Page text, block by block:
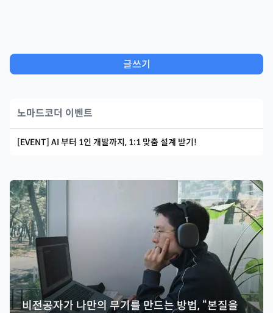
글쓰기
노마드코더 이벤트
[EVENT] AI 부터 1인 개발까지, 1:1 맞춤 설계 받기!
비전공자가 나만의 무기를 만드는 방법, “본질을